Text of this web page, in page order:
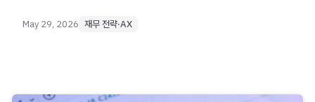
May 29, 2026 재무 전략·AX